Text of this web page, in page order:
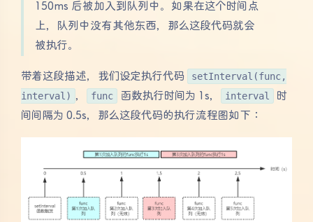
150ms 后被加入到队列中。如果在这个时间点
上，队列中没有其他东西，那么这段代码就会
被执行。
带着这段描述，我们设定执行代码
setInterval(func,
interval) ， func 函数执行时间为 1s， interval
时
间间隔为 0.5s，那么这段代码的执行流程图如下：